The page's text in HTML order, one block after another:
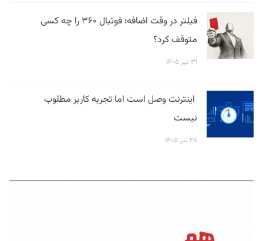
فیلتر در وقت اضافه؛ فوتبال ۳۶۰ را چه کسی
متوقف کرد؟
۳۱ تیر ۱۴۰۵
اینترنت وصل است اما تجربه کاربر مطلوب
نیست
۲۸ تیر ۱۴۰۵